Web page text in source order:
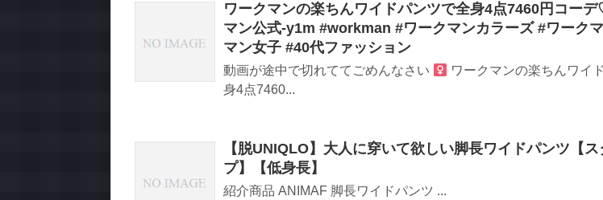
ワークマンの楽ちんワイドパンツで全身4点7460円コー
マン公式-y1m #workman #ワークマンカラーズ #ワーク
マン女子 #40代ファッション
動画が途中で切れててごめんなさい ‍
ワークマンの楽ちんワイ
身4点7460...
【脱UNIQLO】大人に穿いて欲しい脚長ワイドパンツ【ス
プ】【低身長】
紹介商品 ANIMAF 脚長ワイドパンツ ...